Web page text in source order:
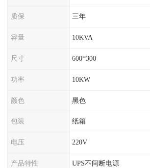
质保 三年
容量 10KVA
尺寸 600*300
功率 10KW
颜色 黑色
包装 纸箱
电压 220V
产品特性 UPS不间断电源